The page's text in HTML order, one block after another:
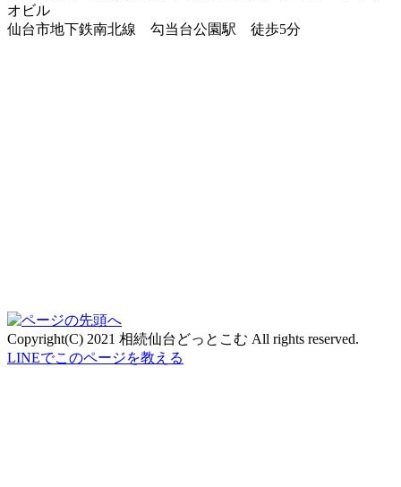
オビル
仙台市地下鉄南北線 勾当台公園駅 徒歩5分
Copyright(C) 2021 相続仙台どっとこむ All rights reserved.
LINEでこのページを教える